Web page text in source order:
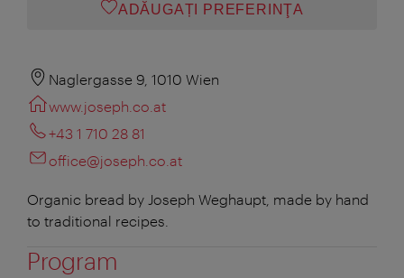
ADĂUGAȚI PREFERINŢA
Naglergasse 9, 1010 Wien
www.joseph.co.at
+43 1 710 28 81
office@joseph.co.at
Organic bread by Joseph Weghaupt, made by hand
to traditional recipes.
Program